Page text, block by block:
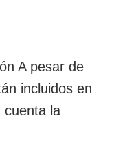
A pesar de
incluidos en
cuenta la